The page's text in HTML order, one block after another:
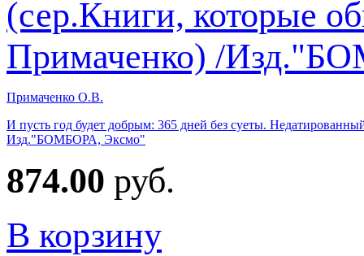
Примаченко О.В.
И пусть год будет добрым: 365 дней без суеты.
Изд."БОМБОРА, Эксмо"
874.00 руб.
В корзину